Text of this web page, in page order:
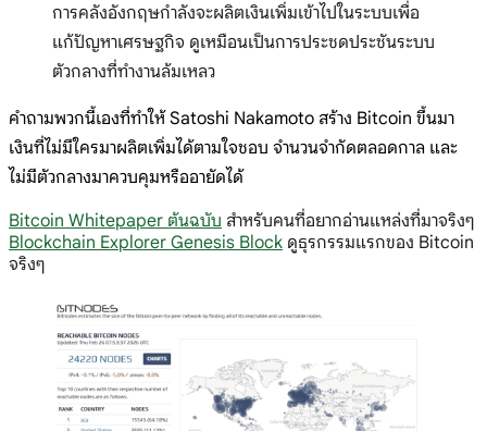
การคลังอังกฤษกำลังจะผลิตเงินเพิ่มเข้าไปในระบบเพื่อ
แก้ปัญหาเศรษฐกิจ ดูเหมือนเป็นการประชดประชันระบบ
ตัวกลางที่ทำงานล้มเหลว
คำถามพวกนี้เองที่ทำให้ Satoshi Nakamoto สร้าง Bitcoin ขึ้นมา
เงินที่ไม่มีใครมาผลิตเพิ่มได้ตามใจชอบ จำนวนจำกัดตลอดกาล และ
ไม่มีตัวกลางมาควบคุมหรืออายัดได้
Bitcoin Whitepaper ต้นฉบับ สำหรับคนที่อยากอ่านแหล่งที่มาจริงๆ
Blockchain Explorer Genesis Block ดูธุรกรรมแรกของ Bitcoin
จริงๆ